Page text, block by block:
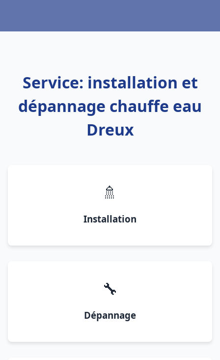
Service: installation et
dépannage chauffe eau
Dreux
🚿
Installation
🔧
Dépannage